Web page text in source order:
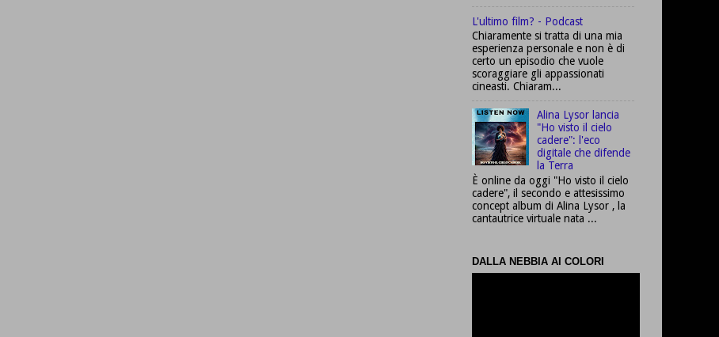
L'ultimo film? - Podcast
Chiaramente si tratta di una mia
esperienza personale e non è di
certo un episodio che vuole
scoraggiare gli appassionati
cineasti. Chiaram...
Alina Lysor lancia
"Ho visto il cielo
cadere": l'eco
digitale che difende
la Terra
È online da oggi "Ho visto il cielo
cadere", il secondo e attesissimo
concept album di Alina Lysor , la
cantautrice virtuale nata ...
DALLA NEBBIA AI COLORI